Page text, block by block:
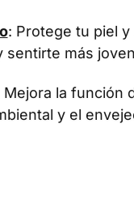
: Protege tu piel
sentirte más
Mejora la función
y el